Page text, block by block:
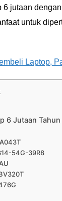
jutaan
untuk
Laptop,
6 Jutaan
54G-39R8